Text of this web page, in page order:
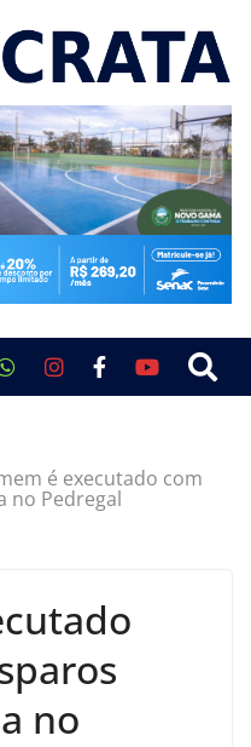
é executado com
no Pedregal
no